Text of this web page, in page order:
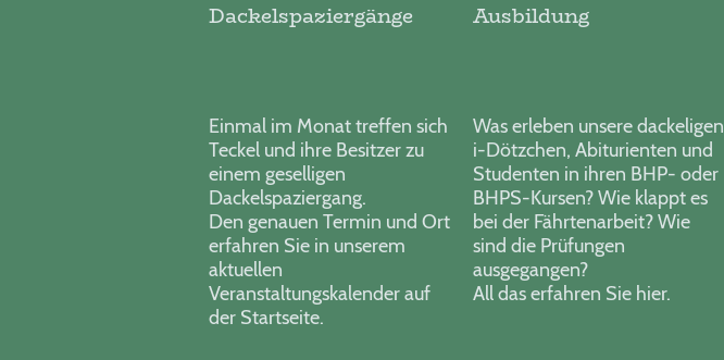
Dackelspaziergänge
Einmal im Monat treffen sich
Teckel und ihre Besitzer zu
einem geselligen
Dackelspaziergang.
Den genauen Termin und Ort
erfahren Sie in unserem
aktuellen
Veranstaltungskalender auf
der Startseite.
Ausbildung
Was erleben unsere dackeligen
i-Dötzchen, Abiturienten und
Studenten in ihren BHP- oder
BHPS-Kursen? Wie klappt es
bei der Fährtenarbeit? Wie
sind die Prüfungen
ausgegangen?
All das erfahren Sie hier.